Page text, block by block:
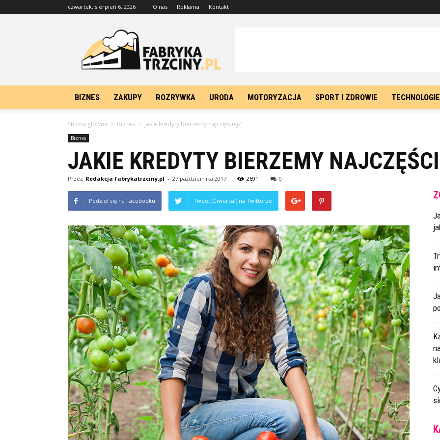
czwartek, sierpień 6, 2026 O nas Reklama Kontakt
FabrykaTrzciny.pl
BIZNES ZAKUPY ROZRYWKA URODA MOTORYZACJA SPORT I ZDROWIE TECHNOLOGIE
Strona główna Biznes Jakie kredyty bierzemy najczęściej?
Biznes
JAKIE KREDYTY BIERZEMY
Przez Redakcja Fabrykatrzciny.pl - 27 października 2017 2691 0
Podziel się na Facebooku Tweet (Ćwierkaj) na Twitterze